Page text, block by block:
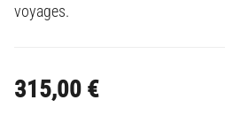
voyages.
315,00 €